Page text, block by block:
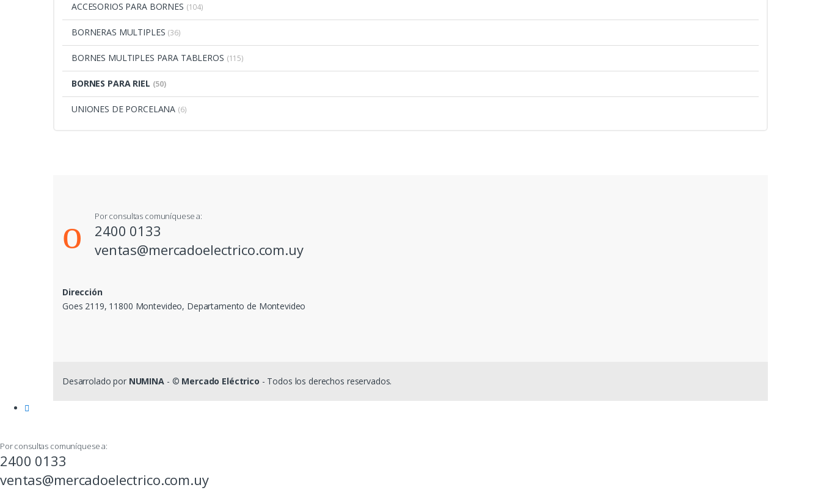
ACCESORIOS PARA BORNES (104)
BORNERAS MULTIPLES (36)
BORNES MULTIPLES PARA TABLEROS (115)
BORNES PARA RIEL (50)
UNIONES DE PORCELANA (6)
Por consultas comuníquese a:
2400 0133
ventas@mercadoelectrico.com.uy
Dirección
Goes 2119, 11800 Montevideo, Departamento de Montevideo
Desarrolado por NUMINA- © Mercado Eléctrico - Todos los derechos reservados.
Por consultas comuníquese a:
2400 0133
ventas@mercadoelectrico.com.uy